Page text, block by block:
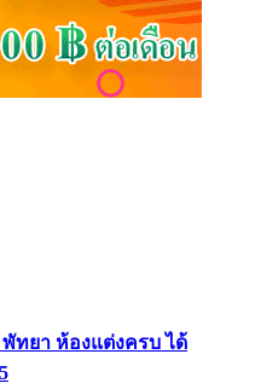
ทยา ห้องแต่งครบ ได้